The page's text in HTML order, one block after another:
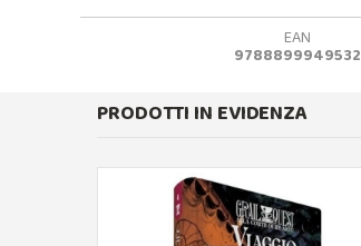
EAN
9788899949532
PRODOTTI IN EVIDENZA